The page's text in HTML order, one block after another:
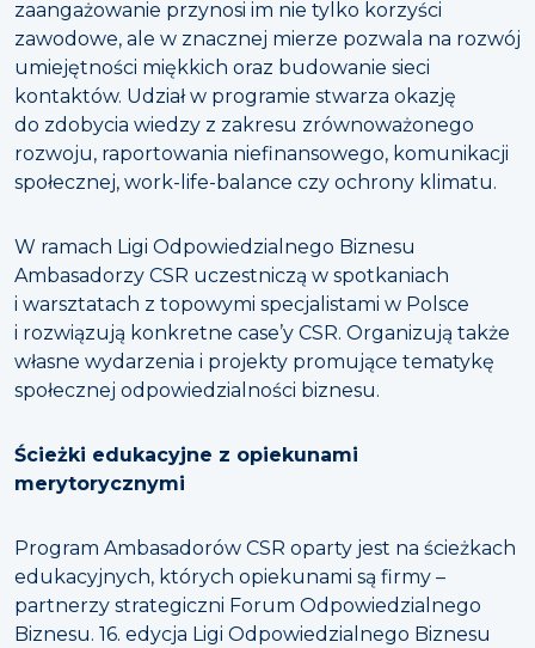
zaangażowanie przynosi im nie tylko korzyści
zawodowe, ale w znacznej mierze pozwala na rozwój
umiejętności miękkich oraz budowanie sieci
kontaktów. Udział w programie stwarza okazję
do zdobycia wiedzy z zakresu zrównoważonego
rozwoju, raportowania niefinansowego, komunikacji
społecznej, work-life-balance czy ochrony klimatu.
W ramach Ligi Odpowiedzialnego Biznesu
Ambasadorzy CSR uczestniczą w spotkaniach
i warsztatach z topowymi specjalistami w Polsce
i rozwiązują konkretne case’y CSR. Organizują także
własne wydarzenia i projekty promujące tematykę
społecznej odpowiedzialności biznesu.
Ścieżki edukacyjne z opiekunami
merytorycznymi
Program Ambasadorów CSR oparty jest na ścieżkach
edukacyjnych, których opiekunami są firmy –
partnerzy strategiczni Forum Odpowiedzialnego
Biznesu. 16. edycja Ligi Odpowiedzialnego Biznesu